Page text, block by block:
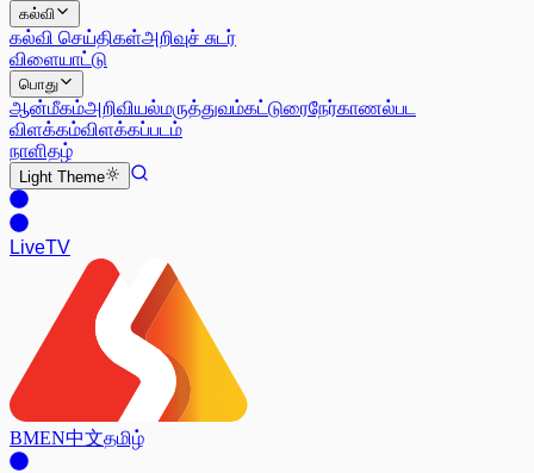
கல்வி
கல்வி செய்திகள்அறிவுச் சுடர்
விளையாட்டு
பொது
ஆன்மீகம்அறிவியல்மருத்துவம்கட்டுரைநேர்காணல்பட
விளக்கம்விளக்கப்படம்
நாளிதழ்
Light Theme
LiveTV
BMEN中文தமிழ்